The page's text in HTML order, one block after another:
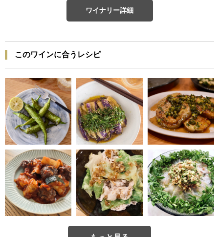
ワイナリー詳細
このワインに合うレシピ